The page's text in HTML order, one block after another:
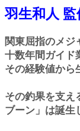
羽生和人
関東屈指のメジ
十数年間ガイド
その経験値から
その釣果を支え
ブーン」は誕生